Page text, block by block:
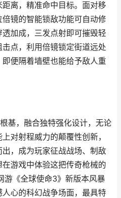
离，精准命中目标。面对移
镜的智能锁敌功能可自动修
加成，三发点射即可摧毁轻
点，利用倍镜锁定街道远处
便隔着墙壁也能给予敌人重
基，融合独特强化设计，无论
对射程威力的颠覆性创新，
，成为玩家征战战场、制敌
游戏中体验这把传奇枪械的
游《全球使命3》新版本风暴
心的科幻战争场面，最具特